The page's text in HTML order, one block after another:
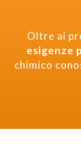
Oltre ai
esigenze
chimico